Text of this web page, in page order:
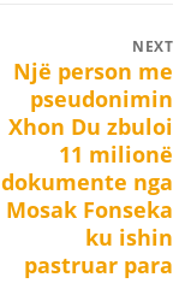
NEXT
Next
post:
Një person me
pseudonimin
Xhon Du zbuloi
11 milionë
dokumente nga
Mosak Fonseka
ku ishin
pastruar para